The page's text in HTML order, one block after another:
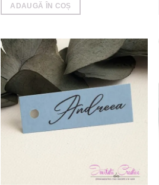
ADAUGĂ ÎN COȘ
Add to
wishlist